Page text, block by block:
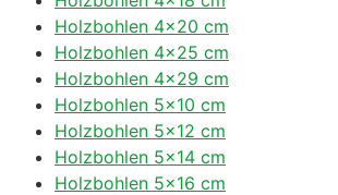
Holzbohlen 4×20 cm
Holzbohlen 4×25 cm
Holzbohlen 4×29 cm
Holzbohlen 5×10 cm
Holzbohlen 5×12 cm
Holzbohlen 5×14 cm
Holzbohlen 5×16 cm